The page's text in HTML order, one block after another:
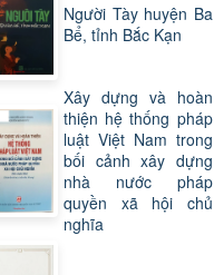
Người Tày huyện Ba
Bể, tỉnh Bắc Kạn
Xây dựng và hoàn
thiện hệ thống pháp
luật Việt Nam trong
bối cảnh xây dựng
nhà nước pháp
quyền xã hội chủ
nghĩa